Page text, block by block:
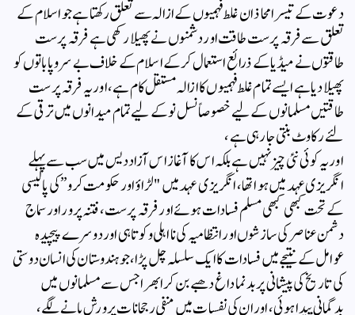
دعوت کے تیسرا محاذ ان غلط فہمیوں کے ازالہ سے تعلق رکھتا ہے جو اسلام کے
تعلق سے فرقہ پرست طاقت اور دشمنوں نے پھیلا رکھی ہے فرقہ پرست
طاقتوں نے میڈیا کے ذرائع استعمال کرکے اسلام کے خلاف بے سروپا باتوں کو
پھیلادیا ہے ایسے تمام غلط فہمیوں کا ازالہ مستقل کام ہے ،اور یہ فرقہ پرست
طاقتیں مسلمانوں کے لیے خصوصاً نسل نو کے لیے تمام میدانوں میں ترقی کے
لئے رکاوٹ بنتی جا رہی ہے ،
اور یہ کوئی نئی چیز نہیں ہے بلکہ اس کا آغاز اس آزاد دیس میں سب سے پہلے
انگریزی عہد میں ہوا تھا ،انگریزی عہد میں "لڑاؤ اور حکومت کرو” کی پالیسی
کے تحت کبھی کبھی مسلم فسادات ہوئے اور فرقہ پرست ،فتنہ پرور اور سماج
دشمن عناصر کی سازشوں اور انتظامیہ کی نااہلی و کوتاہی اور دوسرے پیچیدہ
عوامل کے نتیجے میں فسادات کا ایک سلسلہ چل پڑا ،جو ہندوستان کی انسان دوستی
کی تاریخ کی پیشانی پر بدنما داغ دھبے بن کر ابھرا جس سے مسلمانوں میں
بدگمانی پیدا ہوئی،اور ان کی نفسیات میں منفی رجحانات پرورش پانے لگے ،